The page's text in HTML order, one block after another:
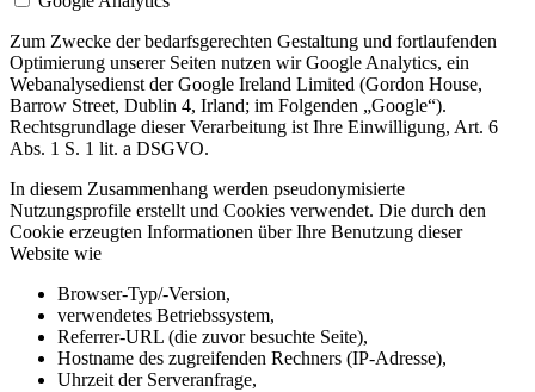
Zum Zwecke der bedarfsgerechten Gestaltung und fortlaufenden
Optimierung unserer Seiten nutzen wir Google Analytics, ein
Webanalysedienst der Google Ireland Limited (Gordon House,
Barrow Street, Dublin 4, Irland; im Folgenden „Google“).
Rechtsgrundlage dieser Verarbeitung ist Ihre Einwilligung, Art. 6
Abs. 1 S. 1 lit. a DSGVO.
In diesem Zusammenhang werden pseudonymisierte
Nutzungsprofile erstellt und Cookies verwendet. Die durch den
Cookie erzeugten Informationen über Ihre Benutzung dieser
Website wie
Browser-Typ/-Version,
verwendetes Betriebssystem,
Referrer-URL (die zuvor besuchte Seite),
Hostname des zugreifenden Rechners (IP-Adresse),
Uhrzeit der Serveranfrage,